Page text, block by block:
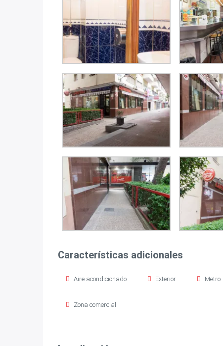
Características adicionales
Aire acondicionado Exterior Metro
Zona comercial